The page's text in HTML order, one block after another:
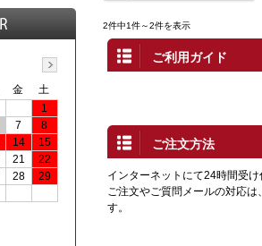
2件中1件～2件を表示
ご利用ガイド
ご注文方法
インターネットにて24時間受
ご注文やご質問メールの対応
す。
金
土
1
7
8
14
15
21
22
28
29